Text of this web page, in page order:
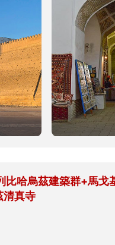
比哈烏茲建築群+馬
清真寺